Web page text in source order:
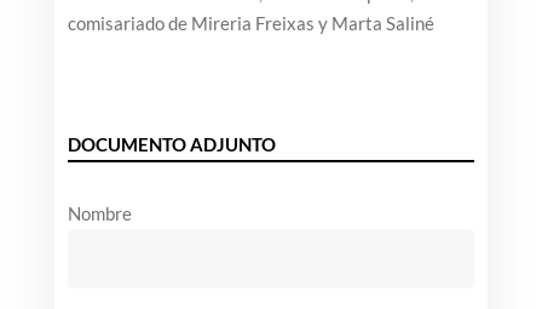
comisariado de Mireria Freixas y Marta Saliné
DOCUMENTO ADJUNTO
Nombre